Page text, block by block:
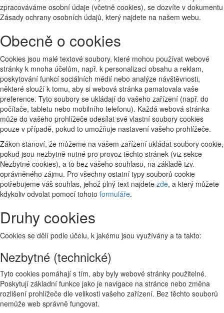
zpracováváme osobní údaje (včetně cookies), se dozvíte v dokumentu
Zásady ochrany osobních údajů, který najdete na našem webu.
Obecně o cookies
Cookies jsou malé textové soubory, které mohou používat webové
stránky k mnoha účelům, např. k personalizaci obsahu a reklam,
poskytování funkcí sociálních médií nebo analýze návštěvnosti,
některé slouží k tomu, aby si webová stránka pamatovala vaše
preference. Tyto soubory se ukládají do vašeho zařízení (např. do
počítače, tabletu nebo mobilního telefonu). Každá webová stránka
může do vašeho prohlížeče odesílat své vlastní soubory cookies
pouze v případě, pokud to umožňuje nastavení vašeho prohlížeče.
Zákon stanoví, že můžeme na vašem zařízení ukládat soubory cookie,
pokud jsou nezbytně nutné pro provoz těchto stránek (viz sekce
Nezbytné cookies), a to bez vašeho souhlasu, na základě tzv.
oprávněného zájmu. Pro všechny ostatní typy souborů cookie
potřebujeme váš souhlas, jehož plný text najdete zde, a který můžete
kdykoliv odvolat pomocí tohoto formuláře.
Druhy cookies
Cookies se dělí podle účelu, k jakému jsou využívány a ta takto:
Nezbytné (technické)
Tyto cookies pomáhají s tím, aby byly webové stránky použitelné.
Poskytují základní funkce jako je navigace na stránce nebo změna
rozlišení prohlížeče dle velikosti vašeho zařízení. Bez těchto souborů
nemůže web správně fungovat.